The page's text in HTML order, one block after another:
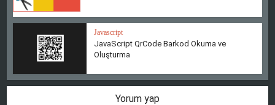
Javascript
JavaScript QrCode Barkod Okuma ve
Oluşturma
Yorum yap